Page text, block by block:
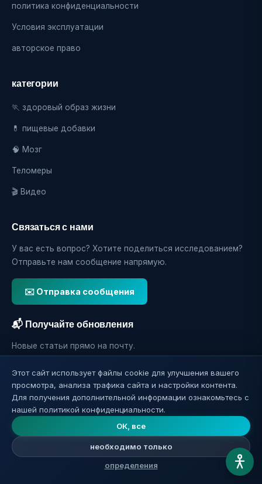
политика конфиденциальности
Условия эксплуатации
авторское право
категории
🏃 здоровый образ жизни
💊 пищевые добавки
🧠 Мозг
Теломеры
🎬 Видео
Связаться с нами
У вас есть вопрос? Хотите поделиться исследованием?
Отправьте нам сообщение напрямую.
✉️ Отправка сообщения
📬 Получайте обновления
Новые статьи прямо на почту.
зачисление
Этот сайт использует файлы cookie для улучшения вашего
просмотра, анализа трафика сайта и настройки контента.
Для получения дополнительной информации ознакомьтесь с
нашей политикой конфиденциальности.
ОК, все
необходимо только
определения